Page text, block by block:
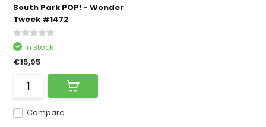
South Park POP! - Wonder
Tweek #1472
Compare
In stock
€15,95